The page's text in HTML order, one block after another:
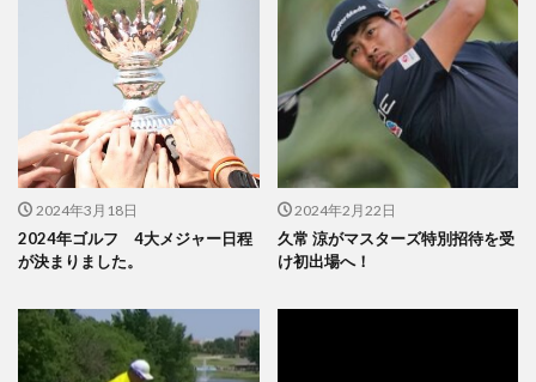
2024年3月18日
2024年ゴルフ 4大メジャー日程
が決まりました。
2024年2月22日
久常 涼がマスターズ特別招待を受
け初出場へ！